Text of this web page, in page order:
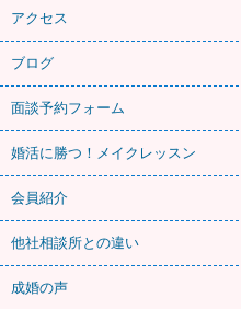
アクセス
ブログ
面談予約フォーム
婚活に勝つ！メイクレッスン
会員紹介
他社相談所との違い
成婚の声